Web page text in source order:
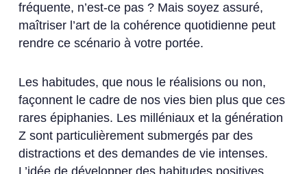
fréquente, n’est-ce pas ? Mais soyez assuré,
maîtriser l’art de la cohérence quotidienne peut
rendre ce scénario à votre portée.
Les habitudes, que nous le réalisions ou non,
façonnent le cadre de nos vies bien plus que ces
rares épiphanies. Les milléniaux et la génération
Z sont particulièrement submergés par des
distractions et des demandes de vie intenses.